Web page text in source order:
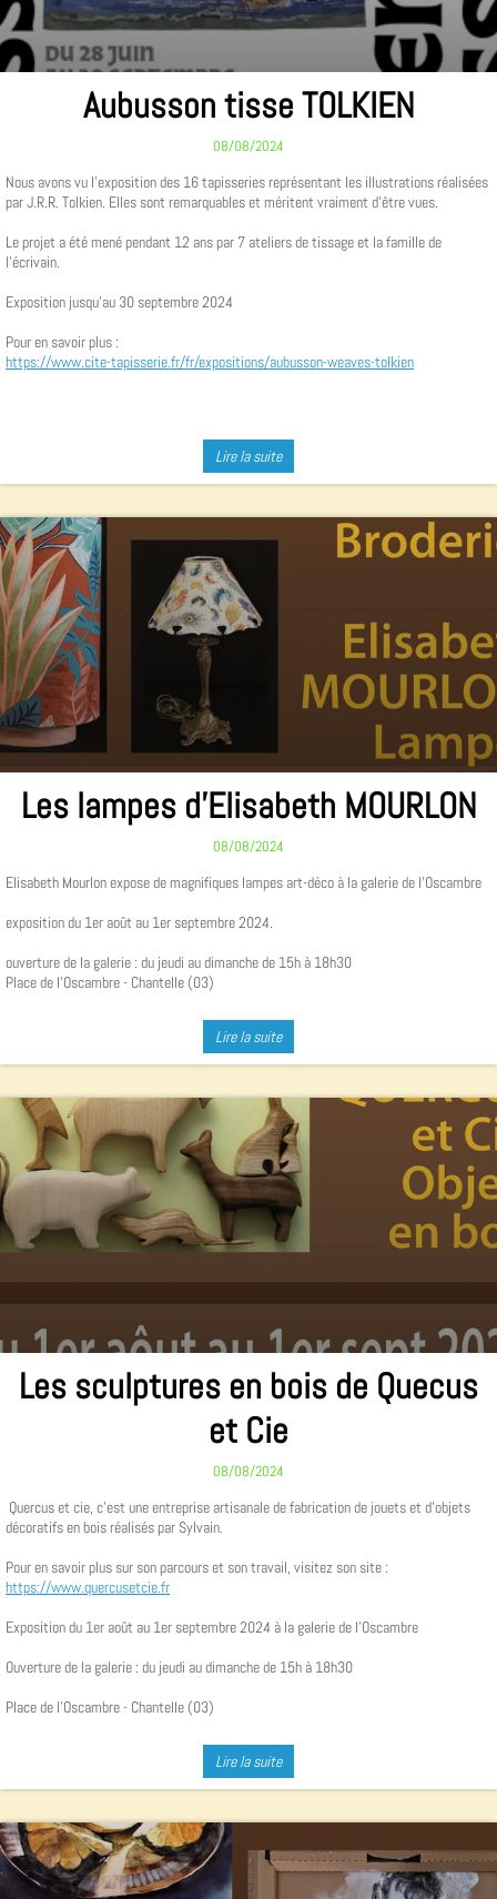
Aubusson tisse TOLKIEN
08/08/2024
Nous avons vu l'exposition des 16 tapisseries représentant les illustrations réalisées
par J.R.R. Tolkien. Elles sont remarquables et méritent vraiment d'être vues.
Le projet a été mené pendant 12 ans par 7 ateliers de tissage et la famille de
l'écrivain.
Exposition jusqu'au 30 septembre 2024
Pour en savoir plus :
https://www.cite-tapisserie.fr/fr/expositions/aubusson-weaves-tolkien
Lire la suite
Les lampes d'Elisabeth MOURLON
08/08/2024
Elisabeth Mourlon expose de magnifiques lampes art-déco à la galerie de l'Oscambre
exposition du 1er août au 1er septembre 2024.
ouverture de la galerie : du jeudi au dimanche de 15h à 18h30
Place de l'Oscambre - Chantelle (03)
Lire la suite
Les sculptures en bois de Quecus
et Cie
08/08/2024
Quercus et cie, c'est une entreprise artisanale de fabrication de jouets et d’objets
décoratifs en bois réalisés par Sylvain.
Pour en savoir plus sur son parcours et son travail, visitez son site :
https://www.quercusetcie.fr
Exposition du 1er août au 1er septembre 2024 à la galerie de l'Oscambre
Ouverture de la galerie : du jeudi au dimanche de 15h à 18h30
Place de l'Oscambre - Chantelle (03)
Lire la suite